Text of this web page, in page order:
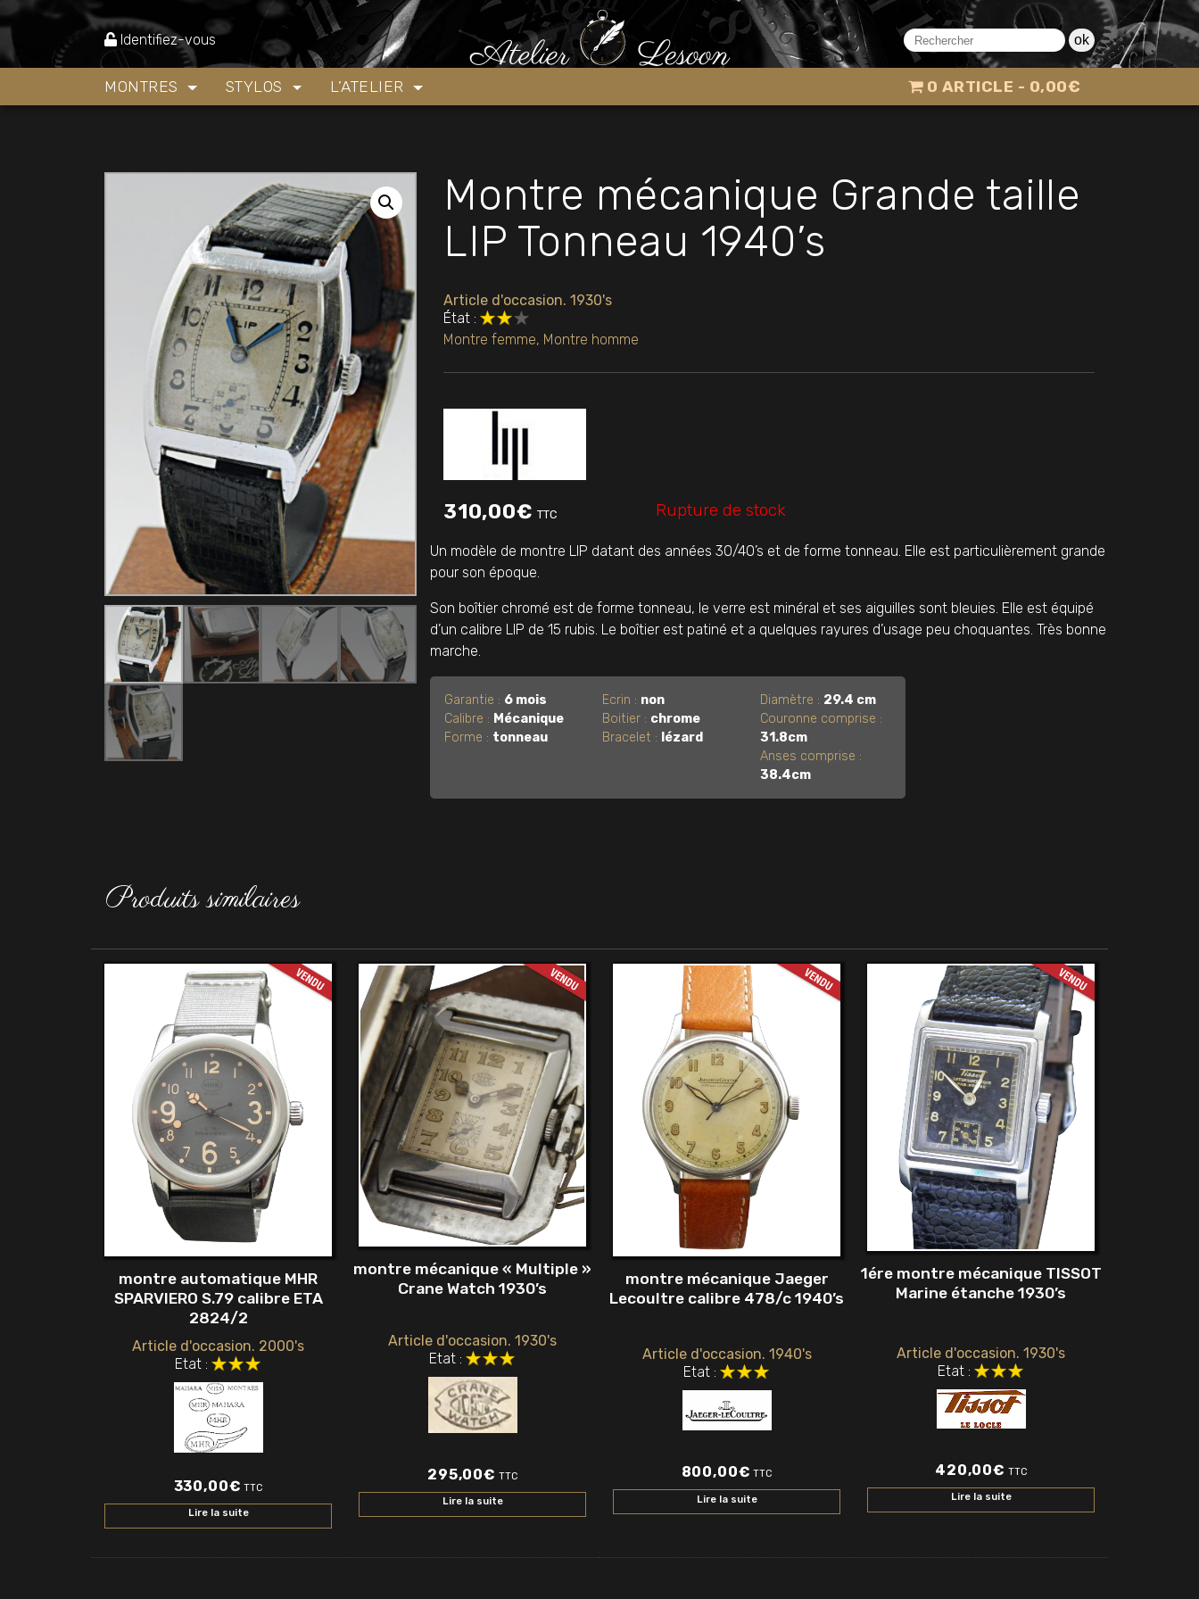
Identifiez-vous ok
MONTRES STYLOS L’ATELIER 0 ARTICLE 0,00€
Montres »Montre mécanique Grande taille LIP Tonneau 1940’s
Montre mécanique Grande taille
LIP Tonneau 1940’s
Article d'occasion. 1930's
État :
Montre femme, Montre homme
310,00€ TTC Rupture de stock
Un modèle de montre LIP datant des années 30/40’s et de forme tonneau. Elle est particulièrement grande
pour son époque.
Son boîtier chromé est de forme tonneau, le verre est minéral et ses aiguilles sont bleuies. Elle est équipé
d’un calibre LIP de 15 rubis. Le boîtier est patiné et a quelques rayures d’usage peu choquantes. Très bonne
marche.
Garantie : 6 mois
Calibre : Mécanique
Forme : tonneau
Ecrin : non
Boitier : chrome
Bracelet : lézard
Diamètre : 29.4 cm
Couronne comprise :
31.8cm
Anses comprise :
38.4cm
Produits similaires
montre automatique MHR
SPARVIERO S.79 calibre ETA
2824/2
Article d'occasion. 2000's
Etat :
330,00€ TTC
Lire la suite
montre mécanique « Multiple »
Crane Watch 1930’s
Article d'occasion. 1930's
Etat :
295,00€ TTC
Lire la suite
montre mécanique Jaeger
Lecoultre calibre 478/c 1940’s
Article d'occasion. 1940's
Etat :
800,00€ TTC
Lire la suite
1ére montre mécanique TISSOT
Marine étanche 1930’s
Article d'occasion. 1930's
Etat :
420,00€ TTC
Lire la suite